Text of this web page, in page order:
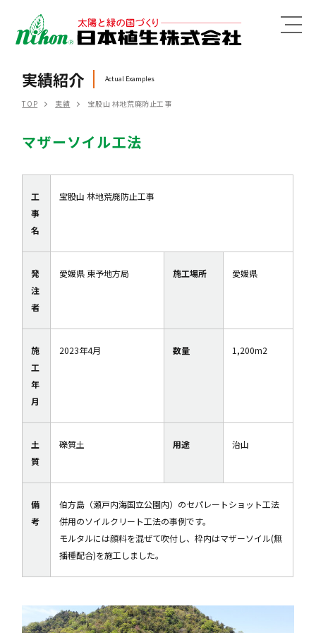
MENU
実績紹介 Actual Examples
TOP 実績 宝股山 林地荒廃防止工事
マザーソイル工法
工
事
名
宝股山 林地荒廃防止工事
発
注
者
愛媛県 東予地方局 施工場所 愛媛県
施
工
年
月
2023年4月 数量 1,200m2
土
質
礫質土 用途 治山
備
考
伯方島（瀬戸内海国立公園内）のセパレートショット工法
併用のソイルクリート工法の事例です。
モルタルには顔料を混ぜて吹付し、枠内はマザーソイル(無
播種配合)を施工しました。